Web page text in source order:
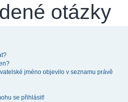
otázky
jméno objevilo v seznamu právě
se přihlásit!